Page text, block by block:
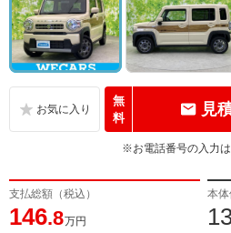
無
料
見
※お電話番号の入力は
支払総額（税込）
146.8万円
本体